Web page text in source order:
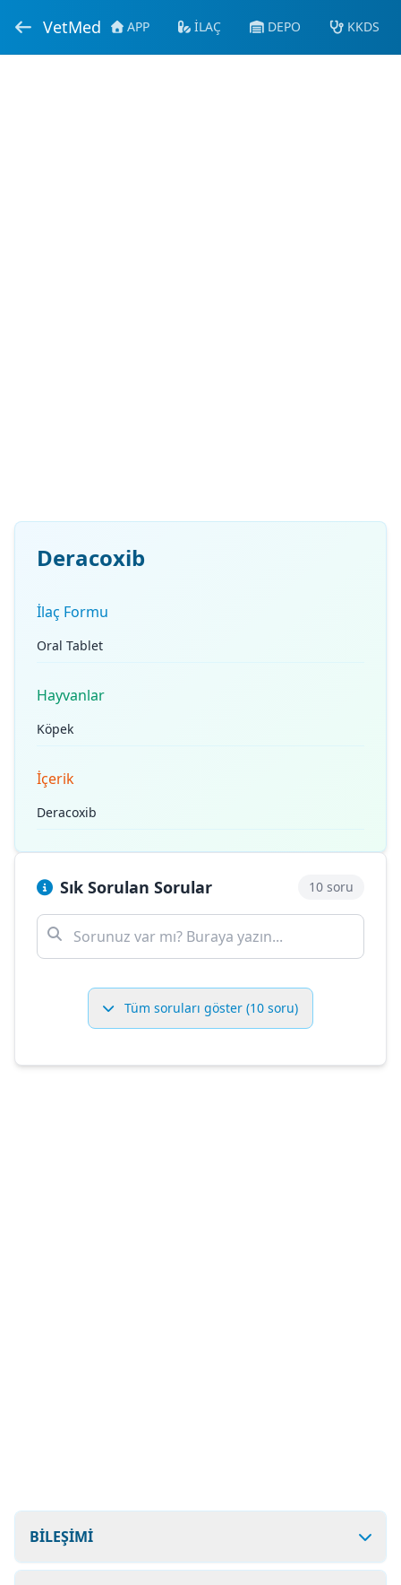
VetMed APP İLAÇ DEPO KKDS
Deracoxib
İlaç Formu
Oral Tablet
Hayvanlar
Köpek
İçerik
Deracoxib
Sık Sorulan Sorular 10 soru
Tüm soruları göster (10 soru)
BİLEŞİMİ